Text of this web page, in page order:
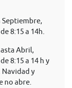
Septiembre,
8:15 a 14h.
Abril,
8:15 a 14 h y
Navidad y
no abre.